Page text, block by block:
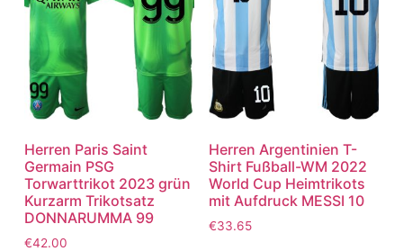
Herren Paris Saint
Germain PSG
Torwarttrikot 2023 grün
Kurzarm Trikotsatz
DONNARUMMA 99
€42.00
Herren Argentinien T-
Shirt Fußball-WM 2022
World Cup Heimtrikots
mit Aufdruck MESSI 10
€33.65